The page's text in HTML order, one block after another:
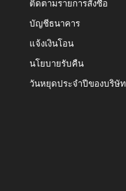
ติดตามรายการสั่งซื้อ
บัญชีธนาคาร
แจ้งเงินโอน
นโยบายรับคืน
วันหยุดประจำปีของบริษัท